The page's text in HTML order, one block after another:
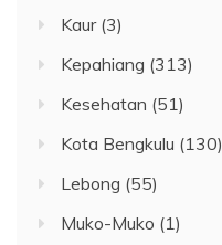
Kaur(3)
Kepahiang (313)
Kesehatan (51)
Kota Bengkulu (130)
Lebong (55)
Muko-Muko (1)